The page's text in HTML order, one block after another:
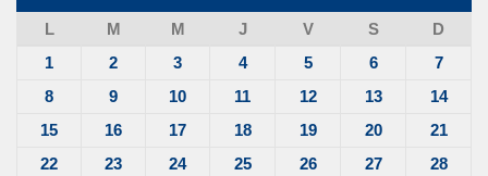
L
M M J V S
D
1
2 3 4 5 6
7
8
9 10 11 12 13
14
15
16 17 18 19 20
21
22
23 24 25 26 27 28